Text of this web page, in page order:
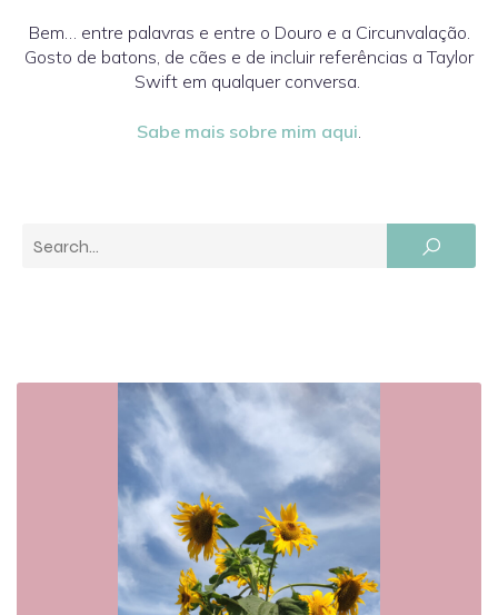
Bem… entre palavras e entre o Douro e a Circunvalação.
Gosto de batons, de cães e de incluir referências a Taylor
Swift em qualquer conversa.
Sabe mais sobre mim aqui.